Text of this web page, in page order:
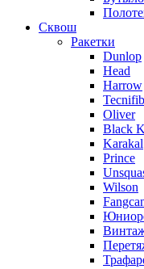
Сквош
Ракетки
Dunlop
Head
Harrow
Oliver
Black
Karakal
Prince
Wilson